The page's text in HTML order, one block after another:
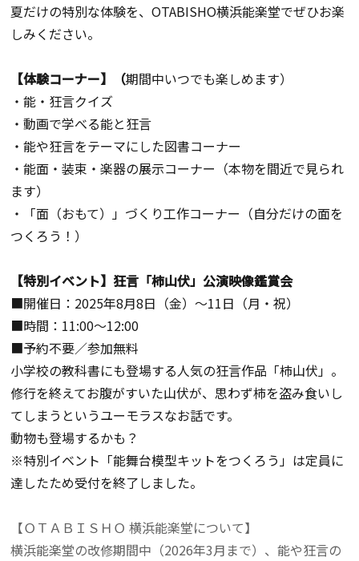
夏だけの特別な体験を、OTABISHO横浜能楽堂でぜひお楽
しみください。
【体験コーナー】（期間中いつでも楽しめます）
・能・狂言クイズ
・動画で学べる能と狂言
・能や狂言をテーマにした図書コーナー
・能面・装束・楽器の展示コーナー（本物を間近で見られ
ます）
・「面（おもて）」づくり工作コーナー（自分だけの面を
つくろう！）
【特別イベント】 狂言「柿山伏」公演映像鑑賞会
■開催日：2025年8月8日（金）〜11日（月・祝）
■時間：11:00〜12:00
■予約不要／参加無料
小学校の教科書にも登場する人気の狂言作品「柿山伏」。
修行を終えてお腹がすいた山伏が、思わず柿を盗み食いし
てしまうというユーモラスなお話です。
動物も登場するかも？
※特別イベント「能舞台模型キットをつくろう」は定員に
達したため受付を終了しました。
【ＯＴＡＢＩＳＨＯ 横浜能楽堂について】
横浜能楽堂の改修期間中（2026年3月まで）、能や狂言の